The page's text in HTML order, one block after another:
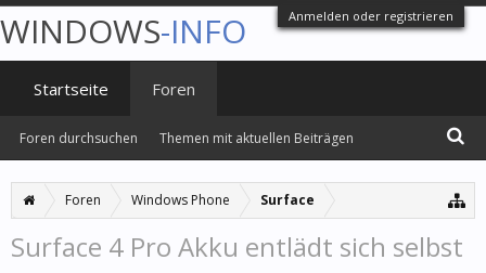
Anmelden oder registrieren
Foren Windows Phone Surface
Surface 4 Pro Akku entlädt sich selbst
WINDOWS-INFO
Startseite Foren
Foren durchsuchen Themen mit aktuellen Beiträgen